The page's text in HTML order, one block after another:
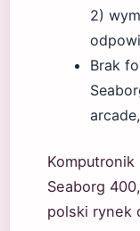
2)
Brak
Seaborg
polski rynek